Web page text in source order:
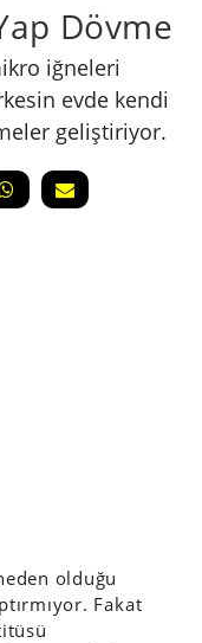
Dövme
iğneleri
evde kendi
geliştiriyor.
olduğu
Fakat